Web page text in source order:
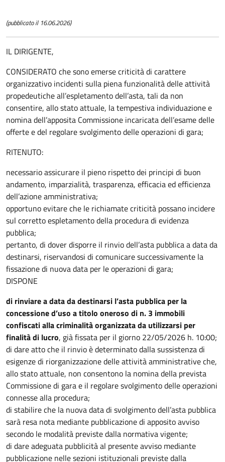
(pubblicato il 16.06.2026)
IL DIRIGENTE,
CONSIDERATO che sono emerse criticità di carattere
organizzativo incidenti sulla piena funzionalità delle attività
propedeutiche all’espletamento dell’asta, tali da non
consentire, allo stato attuale, la tempestiva individuazione e
nomina dell’apposita Commissione incaricata dell’esame delle
offerte e del regolare svolgimento delle operazioni di gara;
RITENUTO:
necessario assicurare il pieno rispetto dei principi di buon
andamento, imparzialità, trasparenza, efficacia ed efficienza
dell’azione amministrativa;
opportuno evitare che le richiamate criticità possano incidere
sul corretto espletamento della procedura di evidenza
pubblica;
pertanto, di dover disporre il rinvio dell’asta pubblica a data da
destinarsi, riservandosi di comunicare successivamente la
fissazione di nuova data per le operazioni di gara;
DISPONE
di rinviare a data da destinarsi l’asta pubblica per la
concessione d’uso a titolo oneroso di n. 3 immobili
confiscati alla criminalità organizzata da utilizzarsi per
finalità di lucro, già fissata per il giorno 22/05/2026 h. 10:00;
di dare atto che il rinvio è determinato dalla sussistenza di
esigenze di riorganizzazione delle attività amministrative che,
allo stato attuale, non consentono la nomina della prevista
Commissione di gara e il regolare svolgimento delle operazioni
connesse alla procedura;
di stabilire che la nuova data di svolgimento dell’asta pubblica
sarà resa nota mediante pubblicazione di apposito avviso
secondo le modalità previste dalla normativa vigente;
di dare adeguata pubblicità al presente avviso mediante
pubblicazione nelle sezioni istituzionali previste dalla